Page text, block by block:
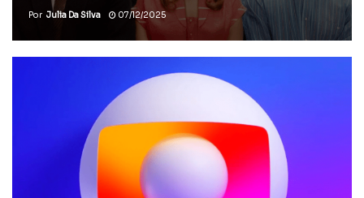
Por Julia Da Silva 07/12/2025